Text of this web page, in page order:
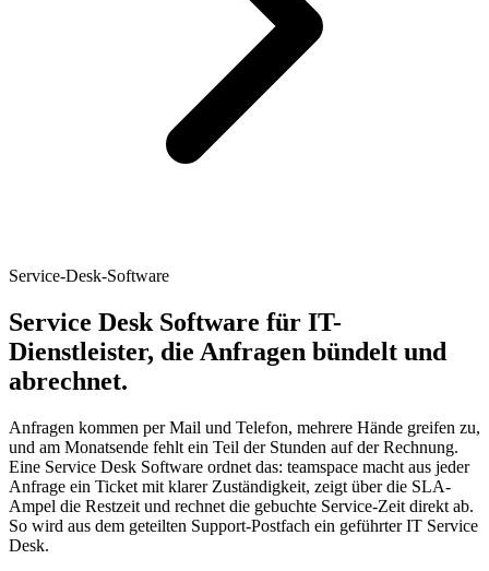
Service-Desk-Software
Service Desk Software für IT-
Dienstleister, die Anfragen bündelt und
abrechnet.
Anfragen kommen per Mail und Telefon, mehrere Hände greifen zu,
und am Monatsende fehlt ein Teil der Stunden auf der Rechnung.
Eine Service Desk Software ordnet das: teamspace macht aus jeder
Anfrage ein Ticket mit klarer Zuständigkeit, zeigt über die SLA-
Ampel die Restzeit und rechnet die gebuchte Service-Zeit direkt ab.
So wird aus dem geteilten Support-Postfach ein geführter IT Service
Desk.